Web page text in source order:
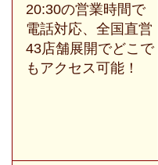
20:30の営業時間で
電話対応、全国直営
43店舗展開でどこで
もアクセス可能！